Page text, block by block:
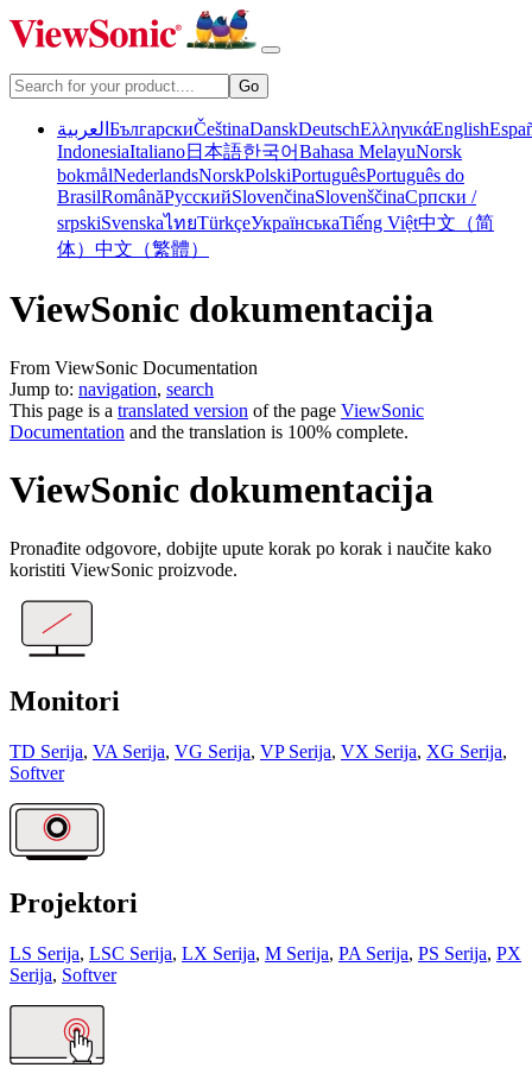
العربية БългарскиČeštinaDanskDeutschΕλληνικάEnglish
IndonesiaItaliano日本語한국어Bahasa MelayuNorsk
bokmålNederlandsNorskPolskiPortuguêsPortuguês do
BrasilRomânăРусскийSlovenčinaSlovenščinaСрпски /
srpskiSvenskaไทยTürkçeУкраїнськаTiếng Việt中文（简
体） 中文（繁體）
ViewSonic dokumentacija
From ViewSonic Documentation
Jump to: navigation, search
This page is a translated version of the page ViewSonic
Documentation and the translation is 100% complete.
ViewSonic dokumentacija
Pronađite odgovore, dobijte upute korak po korak i naučite kako
koristiti ViewSonic proizvode.
Monitori
TD Serija, VA Serija, VG Serija, VP Serija, VX Serija, XG Serija,
Softver
Projektori
LS Serija, LSC Serija, LX Serija, M Serija, PA Serija, PS Serija, PX
Serija, Softver